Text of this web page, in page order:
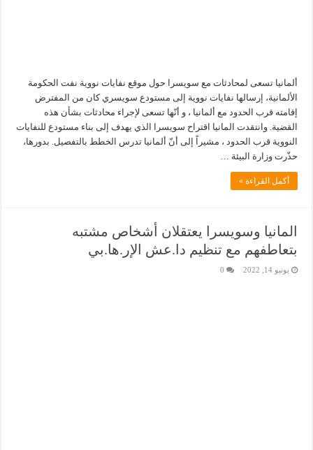
ألمانيا تسعى لمحادثات مع سويسرا حول موقع نفايات نووية نفت الحكومة
الألمانية، إرسالها نفايات نووية إلى مستودع سويسري كان من المفترض
إقامته قرب الحدود مع ألمانيا ، و أنّها تسعى لإجراء محادثات بشأن هذه
القضية. وانتقدت المانيا اقتراح سويسرا الذي يهدف إلى بناء مستودع للنفايات
النووية قرب الحدود ، مشيراً إلى أنّ ألمانيا تدرس الخطط بالتفصيل. بدورها،
حذّرت وزارة البيئة …
أكمل القراءة »
المانيا وسويسرا يعتقلان أشخاص مشتبه
بتعاطفهم مع تنظيم دا.عش الإر.ها.بي
يونيو 14, 2022 0